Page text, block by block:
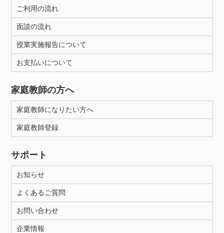
ご利用の流れ
面談の流れ
授業実施報告について
お支払いについて
家庭教師の方へ
家庭教師になりたい方へ
家庭教師登録
サポート
お知らせ
よくあるご質問
お問い合わせ
企業情報